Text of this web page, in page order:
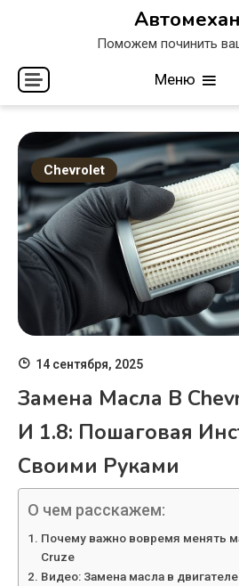
Поможем починить
Меню
Chevrolet
14 сентября, 2025
Замена Масла В
И 1.8: Пошаговая
Своими Руками
О чем расскажем:
Почему важно вовремя менять
Cruze
Видео: Замена масла в